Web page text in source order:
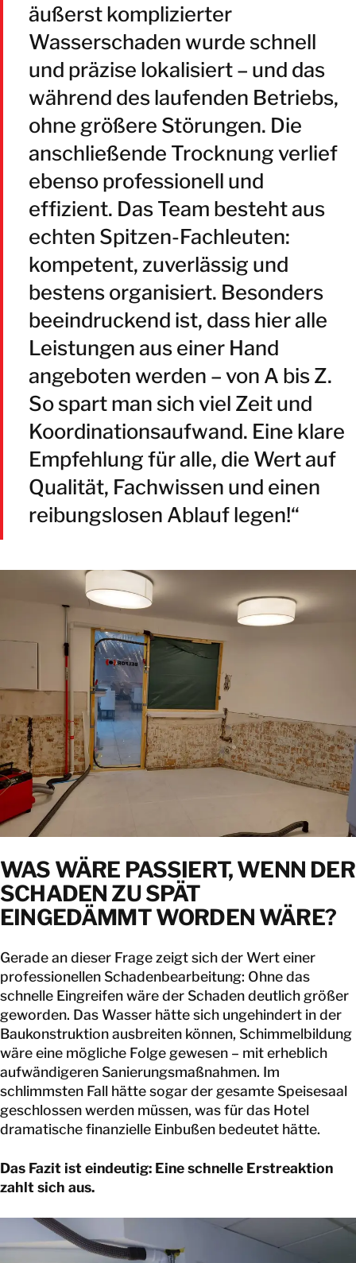
äußerst komplizierter
Wasserschaden wurde schnell
und präzise lokalisiert – und das
während des laufenden Betriebs,
ohne größere Störungen. Die
anschließende Trocknung verlief
ebenso professionell und
effizient. Das Team besteht aus
echten Spitzen-Fachleuten:
kompetent, zuverlässig und
bestens organisiert. Besonders
beeindruckend ist, dass hier alle
Leistungen aus einer Hand
angeboten werden – von A bis Z.
So spart man sich viel Zeit und
Koordinationsaufwand. Eine klare
Empfehlung für alle, die Wert auf
Qualität, Fachwissen und einen
reibungslosen Ablauf legen!“
WAS WÄRE PASSIERT, WENN DER
SCHADEN ZU SPÄT
EINGEDÄMMT WORDEN WÄRE?
Gerade an dieser Frage zeigt sich der Wert einer
professionellen Schadenbearbeitung: Ohne das
schnelle Eingreifen wäre der Schaden deutlich größer
geworden. Das Wasser hätte sich ungehindert in der
Baukonstruktion ausbreiten können, Schimmelbildung
wäre eine mögliche Folge gewesen – mit erheblich
aufwändigeren Sanierungsmaßnahmen. Im
schlimmsten Fall hätte sogar der gesamte Speisesaal
geschlossen werden müssen, was für das Hotel
dramatische finanzielle Einbußen bedeutet hätte.
Das Fazit ist eindeutig: Eine schnelle Erstreaktion
zahlt sich aus.